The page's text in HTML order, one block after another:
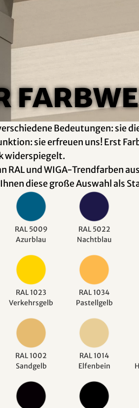
Bedeutungen: sie
sie erfreuen uns! Erst
widerspiegelt.
RAL und WIGA-Trendfarben
diese große Auswahl als
RAL 5009
Azurblau
RAL 5022
Nachtblau
RAL 1023
Verkehrsgelb
RAL 1034
Pastellgelb
RAL 1002
Sandgelb
RAL 1014
Elfenbein